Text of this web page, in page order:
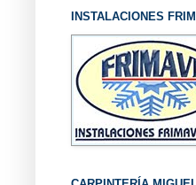
INSTALACIONES